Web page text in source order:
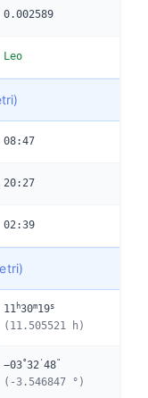
0.002589
Leo
08:47
20:27
02:39
11h30m19s
(11.505521 h)
−03°32 ' 48"
(-3.546847 °)